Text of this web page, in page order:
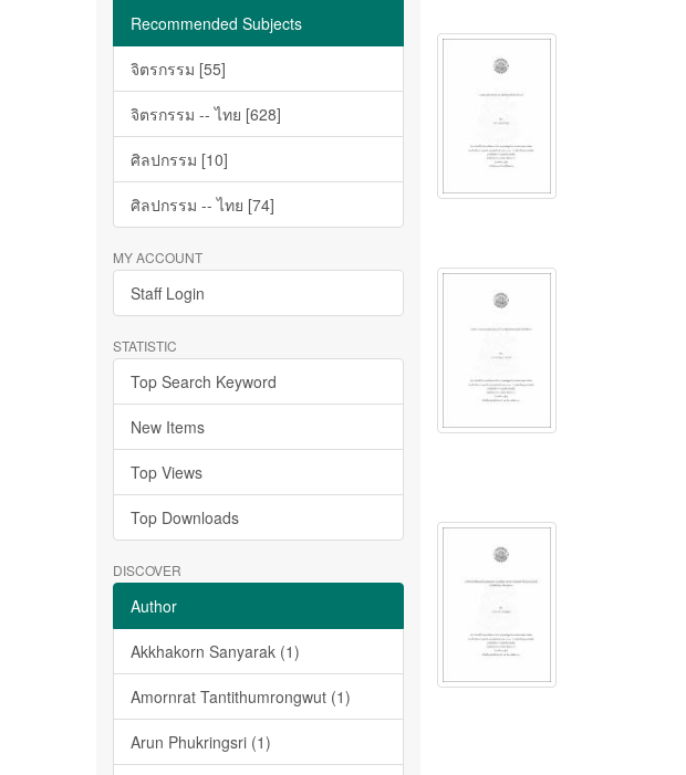
Recommended Subjects
จิตรกรรม [55]
จิตรกรรม -- ไทย [628]
ศิลปกรรม [10]
ศิลปกรรม -- ไทย [74]
MY ACCOUNT
Staff Login
STATISTIC
Top Search Keyword
New Items
Top Views
Top Downloads
DISCOVER
Author
Akkhakorn Sanyarak (1)
Amornrat Tantithumrongwut (1)
Arun Phukringsri (1)